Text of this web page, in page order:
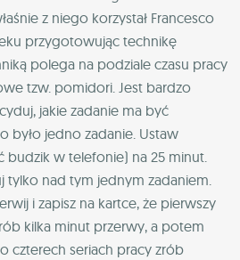
z niego korzystał Francesco
przygotowując technikę
polega na podziale czasu pracy
tzw. pomidori. Jest bardzo
jakie zadanie ma być
było jedno zadanie. Ustaw
budzik w telefonie) na 25 minut.
tylko nad tym jednym zadaniem.
i zapisz na kartce, że pierwszy
kilka minut przerwy, a potem
czterech seriach pracy zrób